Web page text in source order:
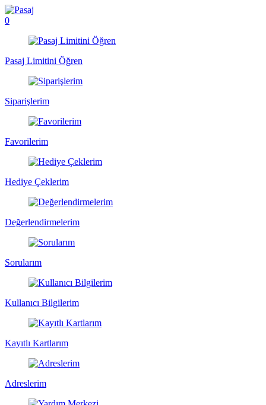
0
Pasaj Limitini Öğren
Siparişlerim
Favorilerim
Hediye Çeklerim
Değerlendirmelerim
Sorularım
Kullanıcı Bilgilerim
Kayıtlı Kartlarım
Adreslerim